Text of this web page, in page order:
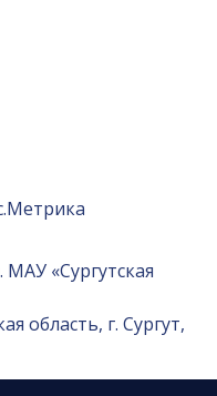
«Сургутская
область, г. Сургут,